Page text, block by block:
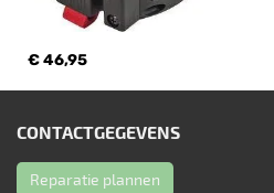
€ 46,95
CONTACTGEGEVENS
Reparatie plannen